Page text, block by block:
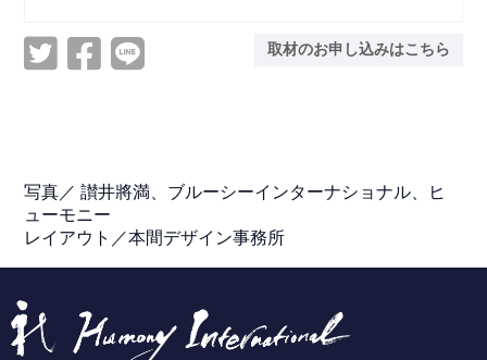
取材のお申し込みはこちら
写真／讃井將満、ブルーシーインターナショナル、ヒ
ューモニー
レイアウト／本間デザイン事務所